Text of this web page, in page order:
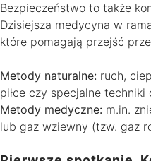
Bezpieczeństwo to także
Dzisiejsza medycyna w
które pomagają przejść
Metody naturalne: ruch,
piłce czy specjalne techniki
Metody medyczne: m.in.
lub gaz wziewny (tzw. gaz